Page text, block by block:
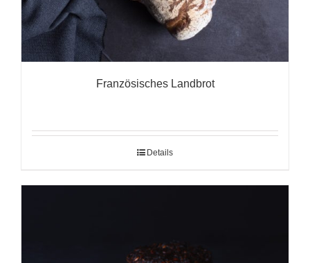
Französisches Landbrot
Details